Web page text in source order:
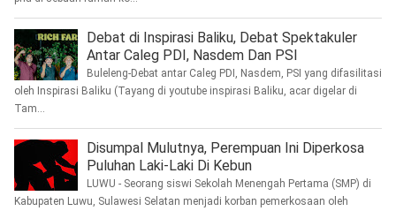
Debat di Inspirasi Baliku, Debat Spektakuler
Antar Caleg PDI, Nasdem Dan PSI
Buleleng-Debat antar Caleg PDI, Nasdem, PSI yang difasilitasi
oleh Inspirasi Baliku (Tayang di youtube inspirasi Baliku, acar digelar di
Tam...
Disumpal Mulutnya, Perempuan Ini Diperkosa
Puluhan Laki-Laki Di Kebun
LUWU - Seorang siswi Sekolah Menengah Pertama (SMP) di
Kabupaten Luwu, Sulawesi Selatan menjadi korban pemerkosaan oleh